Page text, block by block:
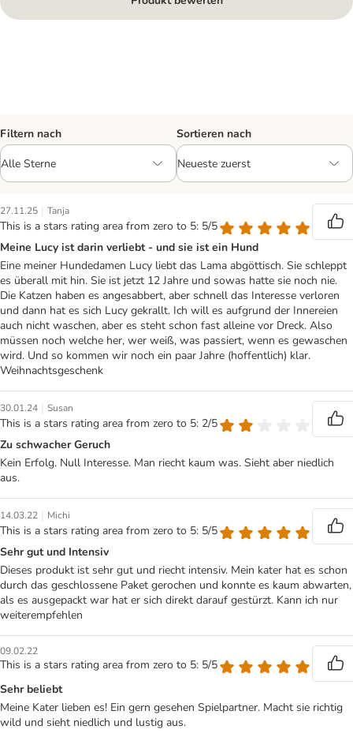
Filtern nach Sortieren nach
27.11.25 | Tanja
This is a stars rating area from zero to 5: 5/5
Meine Lucy ist darin verliebt - und sie ist ein Hund
Eine meiner Hundedamen Lucy liebt das Lama abgöttisch. Sie schleppt
es überall mit hin. Sie ist jetzt 12 Jahre und sowas hatte sie noch nie.
Die Katzen haben es angesabbert, aber schnell das Interesse verloren
und dann hat es sich Lucy gekrallt. Ich will es aufgrund der Innereien
auch nicht waschen, aber es steht schon fast alleine vor Dreck. Also
müssen noch welche her, wer weiß, was passiert, wenn es gewaschen
wird. Und so kommen wir noch ein paar Jahre (hoffentlich) klar.
Weihnachtsgeschenk
30.01.24 | Susan
This is a stars rating area from zero to 5: 2/5
Zu schwacher Geruch
Kein Erfolg. Null Interesse. Man riecht kaum was. Sieht aber niedlich
aus.
14.03.22 | Michi
This is a stars rating area from zero to 5: 5/5
Sehr gut und Intensiv
Dieses produkt ist sehr gut und riecht intensiv. Mein kater hat es schon
durch das geschlossene Paket gerochen und konnte es kaum abwarten,
als es ausgepackt war hat er sich direkt darauf gestürzt. Kann ich nur
weiterempfehlen
09.02.22
This is a stars rating area from zero to 5: 5/5
Sehr beliebt
Meine Kater lieben es! Ein gern gesehen Spielpartner. Macht sie richtig
wild und sieht niedlich und lustig aus.